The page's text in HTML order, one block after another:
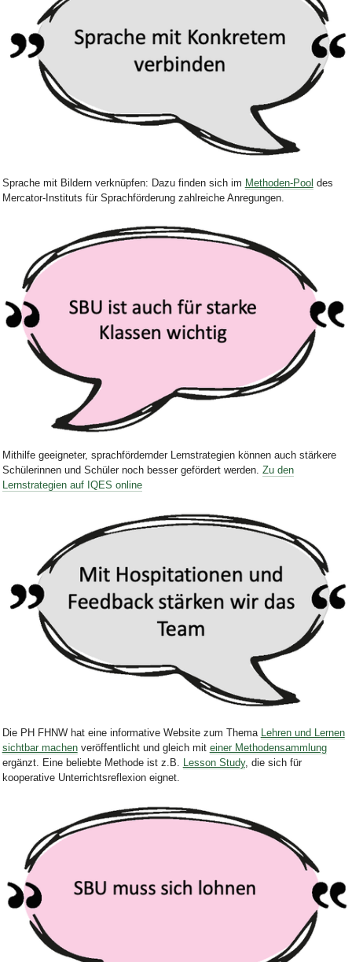
Sprache mit Bildern verknüpfen: Dazu finden sich im Methoden-Pool des
Mercator-Instituts für Sprachförderung zahlreiche Anregungen.
Mithilfe geeigneter, sprachfördernder Lernstrategienkönnen auch stärkere
Schülerinnen und Schüler noch besser gefördert werden. Zu den
Lernstrategien auf IQES online
Die PH FHNW hat eine informative Website zum Thema Lehren und Lernen
sichtbar machenveröffentlicht und gleich mit einer Methodensammlung
ergänzt. Eine beliebte Methode ist z.B. Lesson Study, die sich für
kooperative Unterrichtsreflexion eignet.